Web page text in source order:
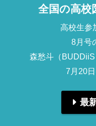
全国の高校
高校生参
8月号
森愁斗（BUDDiiS
7月20
最